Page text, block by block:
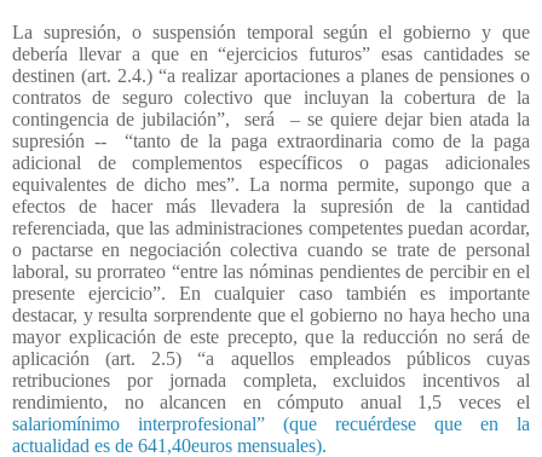
La supresión, o suspensión temporal según el gobierno y que
debería llevar a que en “ejercicios futuros” esas cantidades se
destinen (art. 2.4.) “a realizar aportaciones a planes de pensiones o
contratos de seguro colectivo que incluyan la cobertura de la
contingencia de jubilación”,
será
– se quiere dejar bien atada la
supresión --
“tanto de la paga extraordinaria como de la paga
adicional de complementos específicos o pagas adicionales
equivalentes de dicho mes”. La norma permite, supongo que a
efectos de hacer más llevadera la supresión de la cantidad
referenciada, que las administraciones competentes puedan acordar,
o pactarse en negociación colectiva cuando se trate de personal
laboral, su prorrateo “entre las nóminas pendientes de percibir en el
presente ejercicio”. En cualquier caso también es importante
destacar, y resulta sorprendente que el gobierno no haya hecho una
mayor explicación de este precepto, que la reducción no será de
aplicación (art. 2.5) “a aquellos empleados públicos cuyas
retribuciones por jornada completa, excluidos incentivos al
rendimiento, no alcancen en cómputo anual 1,5 veces el
salariomínimo interprofesional” (que recuérdese que en la
actualidad es de 641,40euros mensuales).